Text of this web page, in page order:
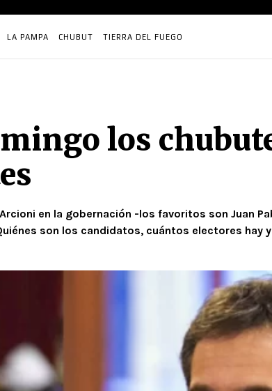
LA PAMPA CHUBUT TIERRA DEL FUEGO
los
en la gobernación -los favoritos son Juan
son los candidatos, cuántos electores hay